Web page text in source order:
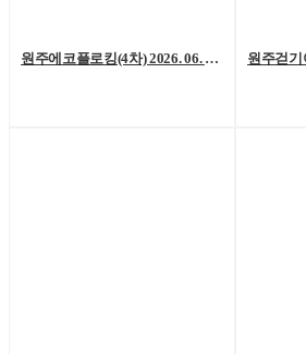
원주에코플로킹(4차) 2026. 06. 20. (토)